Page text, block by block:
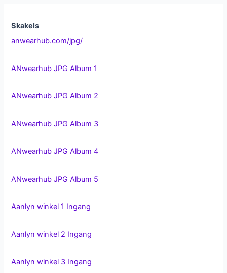
u
Skakels
anwearhub.com/jpg/
ANwearhub JPG Album 1
ANwearhub JPG Album 2
ANwearhub JPG Album 3
ANwearhub JPG Album 4
ANwearhub JPG Album 5
Aanlyn winkel 1 Ingang
Aanlyn winkel 2 Ingang
Aanlyn winkel 3 Ingang